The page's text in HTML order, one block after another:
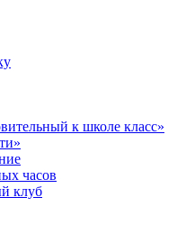
к школе класс»
часов
клуб